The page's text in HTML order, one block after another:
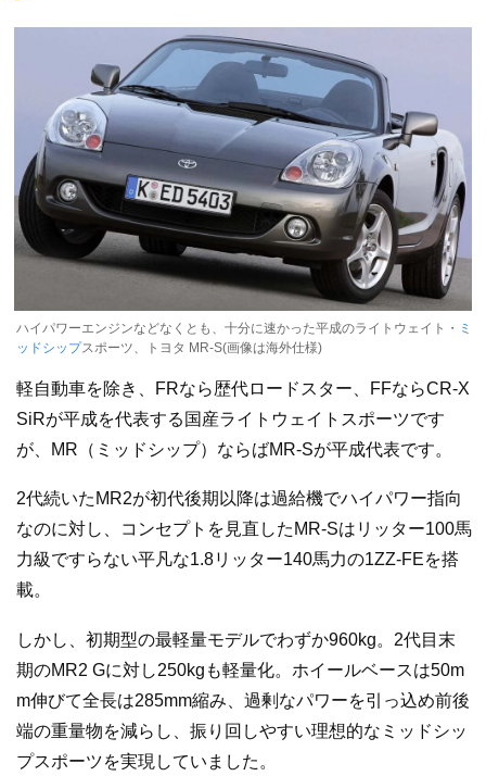
ハイパワーエンジンなどなくとも、十分に速かった平成のライトウェイト・ ミ
ッドシップスポーツ、トヨタ MR-S(画像は海外仕様)
軽自動車を除き、FRなら歴代ロードスター、FFならCR-X
SiRが平成を代表する国産ライトウェイトスポーツです
が、MR（ミッドシップ）ならばMR-Sが平成代表です。
2代続いたMR2が初代後期以降は過給機でハイパワー指向
なのに対し、コンセプトを見直したMR-Sはリッター100馬
力級ですらない平凡な1.8リッター140馬力の1ZZ-FEを搭
載。
しかし、初期型の最軽量モデルでわずか960kg。2代目末
期のMR2 Gに対し250kgも軽量化。ホイールベースは50m
m伸びて全長は285mm縮み、過剰なパワーを引っ込め前後
端の重量物を減らし、振り回しやすい理想的なミッドシッ
プスポーツを実現していました。